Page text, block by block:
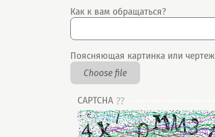
Как к вам обращаться?
Поясняющая картинка или чертеж
Choose file
CAPTCHA